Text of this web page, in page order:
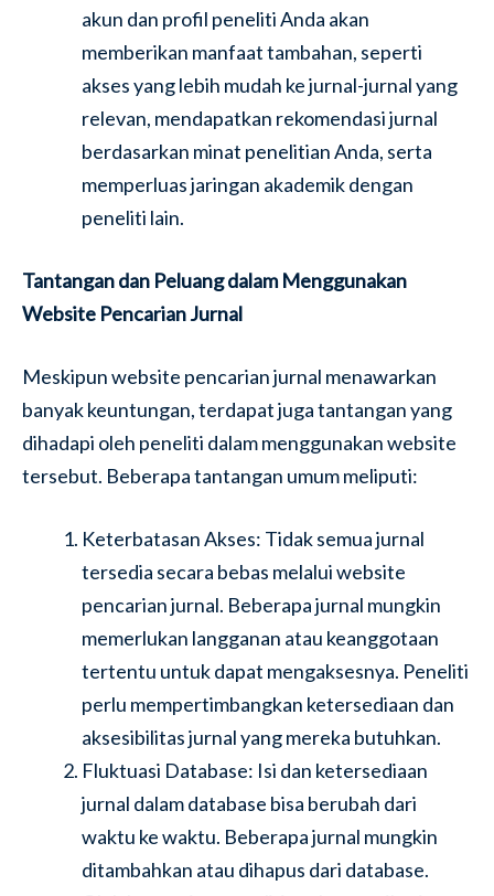
akun dan profil peneliti Anda akan
memberikan manfaat tambahan, seperti
akses yang lebih mudah ke jurnal-jurnal yang
relevan, mendapatkan rekomendasi jurnal
berdasarkan minat penelitian Anda, serta
memperluas jaringan akademik dengan
peneliti lain.
Tantangan dan Peluang dalam Menggunakan
Website Pencarian Jurnal
Meskipun website pencarian jurnal menawarkan
banyak keuntungan, terdapat juga tantangan yang
dihadapi oleh peneliti dalam menggunakan website
tersebut. Beberapa tantangan umum meliputi:
Keterbatasan Akses: Tidak semua jurnal
tersedia secara bebas melalui website
pencarian jurnal. Beberapa jurnal mungkin
memerlukan langganan atau keanggotaan
tertentu untuk dapat mengaksesnya. Peneliti
perlu mempertimbangkan ketersediaan dan
aksesibilitas jurnal yang mereka butuhkan.
Fluktuasi Database: Isi dan ketersediaan
jurnal dalam database bisa berubah dari
waktu ke waktu. Beberapa jurnal mungkin
ditambahkan atau dihapus dari database.